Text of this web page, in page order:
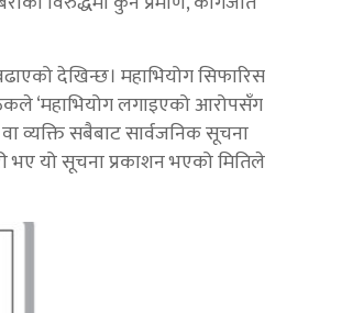
देखिन्छ। महाभियोग सिफारिस
‘महाभियोग लगाइएको आरोपसँग
व्यक्ति सबैबाट सार्वजनिक सूचना
भए यो सूचना प्रकाशन भएको मितिले